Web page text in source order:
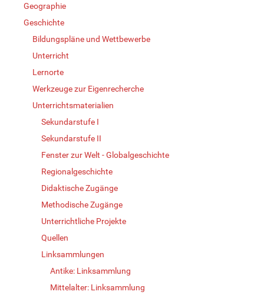
Geographie
Geschichte
Bildungspläne und Wettbewerbe
Unterricht
Lernorte
Werkzeuge zur Eigenrecherche
Unterrichtsmaterialien
Sekundarstufe I
Sekundarstufe II
Fenster zur Welt - Globalgeschichte
Regionalgeschichte
Didaktische Zugänge
Methodische Zugänge
Unterrichtliche Projekte
Quellen
Linksammlungen
Antike: Linksammlung
Mittelalter: Linksammlung